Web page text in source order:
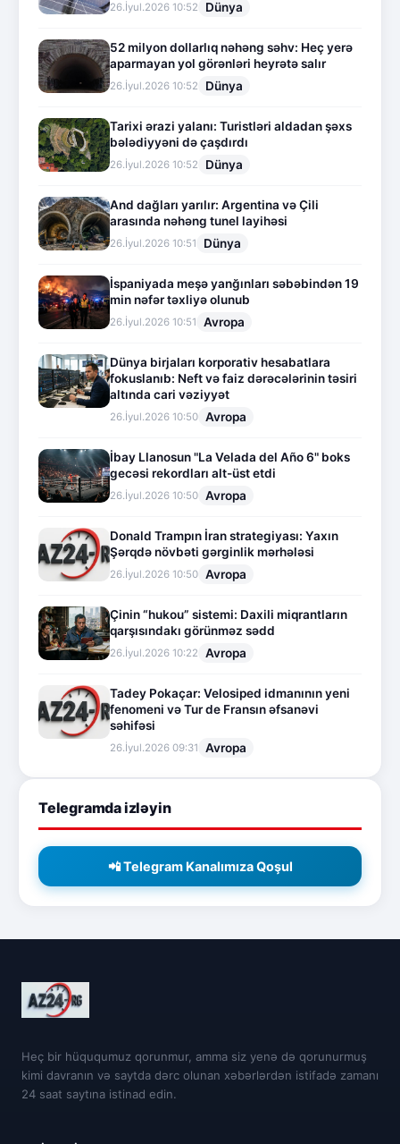
26.İyul.2026 10:52 Dünya
52 milyon dollarlıq nəhəng səhv: Heç yerə
aparmayan yol görənləri heyrətə salır
26.İyul.2026 10:52 Dünya
Tarixi ərazi yalanı: Turistləri aldadan şəxs
bələdiyyəni də çaşdırdı
26.İyul.2026 10:52 Dünya
And dağları yarılır: Argentina və Çili
arasında nəhəng tunel layihəsi
26.İyul.2026 10:51 Dünya
İspaniyada meşə yanğınları səbəbindən 19
min nəfər təxliyə olunub
26.İyul.2026 10:51 Avropa
Dünya birjaları korporativ hesabatlara
fokuslanıb: Neft və faiz dərəcələrinin təsiri
altında cari vəziyyət
26.İyul.2026 10:50 Avropa
İbay Llanosun "La Velada del Año 6" boks
gecəsi rekordları alt-üst etdi
26.İyul.2026 10:50 Avropa
Donald Trampın İran strategiyası: Yaxın
Şərqdə növbəti gərginlik mərhələsi
26.İyul.2026 10:50 Avropa
Çinin “hukou” sistemi: Daxili miqrantların
qarşısındakı görünməz sədd
26.İyul.2026 10:22 Avropa
Tadey Pokaçar: Velosiped idmanının yeni
fenomeni və Tur de Fransın əfsanəvi
səhifəsi
26.İyul.2026 09:31 Avropa
Telegramda izləyin
📲 Telegram Kanalımıza Qoşul
Heç bir hüququmuz qorunmur, amma siz yenə də qorunurmuş
kimi davranın və saytda dərc olunan xəbərlərdən istifadə zamanı
24 saat saytına istinad edin.